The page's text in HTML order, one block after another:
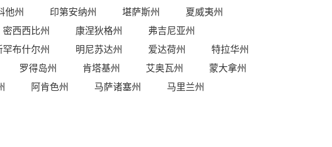
他州 印第安纳州 堪萨斯州
夏威夷州
密西西比州 康涅狄格州
弗吉尼亚州
罕布什尔州 明尼苏达州 爱达荷州
特拉华州
罗得岛州 肯塔基州 艾奥瓦州
蒙大拿州
阿肯色州 马萨诸塞州
马里兰州